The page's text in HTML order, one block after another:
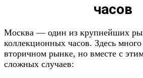
часов
Москва — один из крупнейших
коллекционных часов. Здесь
вторичном рынке, но вместе с
сложных случаев: